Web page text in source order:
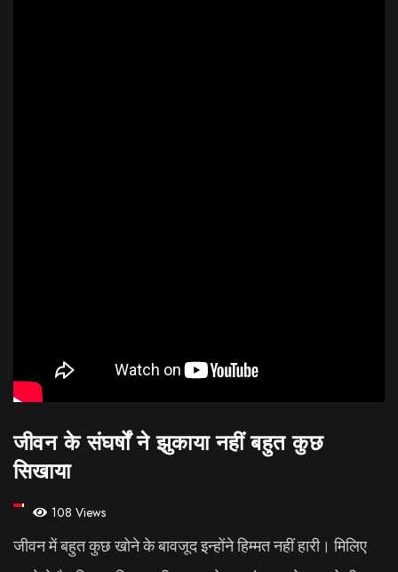
जीवन के संघर्षों ने झुकाया नहीं बहुत कुछ
सिखाया
108 Views
जीवन में बहुत कुछ खोने के बावजूद इन्होंने हिम्मत नहीं हारी। मिलिए